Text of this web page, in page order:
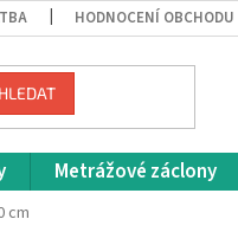
HODNOCENÍ OBCHODU
HLEDAT
Metrážové záclony
cm